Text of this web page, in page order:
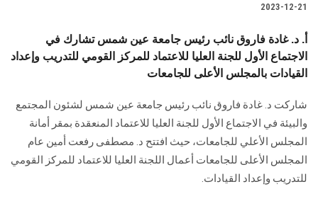
الطلاب
هيئة التدريس
الدراسات العليا
2023-12-21
أ. د. غادة فاروق نائب رئيس جامعة عين شمس تشارك في
الاجتماع الأول للجنة العليا للاعتماد للمركز القومي للتدريب وإعداد
القيادات بالمجلس الأعلى للجامعات
شاركت د. غادة فاروق نائب رئيس جامعة عين شمس لشئون المجتمع
والبيئة في الاجتماع الأول للجنة العليا للاعتماد المنعقدة بمقر أمانة
المجلس الأعلي للجامعات، حيث افتتح د. مصطفى رفعت أمين عام
المجلس الأعلى للجامعات أعمال اللجنة العليا للاعتماد للمركز القومي
للتدريب وإعداد القيادات.